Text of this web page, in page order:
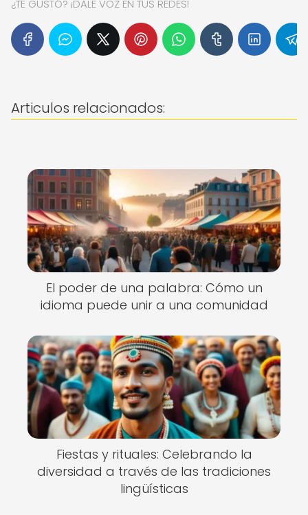
¿TE GUSTÓ? ¡DALE VOZ EN TUS REDES!
Articulos relacionados:
El poder de una palabra: Cómo un
idioma puede unir a una comunidad
Fiestas y rituales: Celebrando la
diversidad a través de las tradiciones
lingüísticas